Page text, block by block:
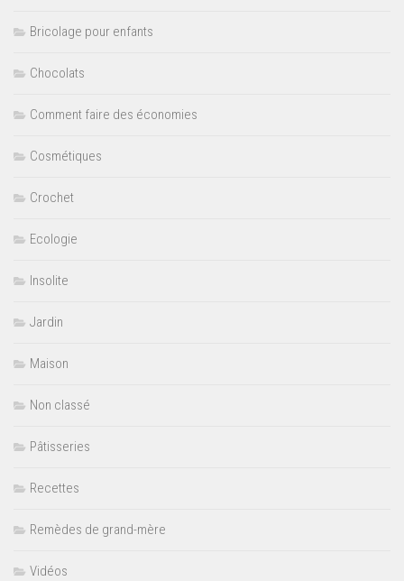
Bricolage pour enfants
Chocolats
Comment faire des économies
Cosmétiques
Crochet
Ecologie
Insolite
Jardin
Maison
Non classé
Pâtisseries
Recettes
Remèdes de grand-mère
Vidéos